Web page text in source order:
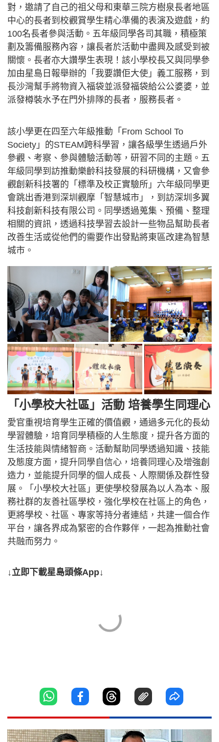
對，邀請了自己的祖父母和東華三院方樹泉長者地區
中心的長者到校觀賞學生精心準備的表演及遊戲，約
100名長者參與活動。五年級同學各司其職，積極策
劃及籌備服務內容，讓長者於活動中盡興及感受到被
關懷。長者亦大讚學生表現！該小學校長又與同學參
加由星島日報舉辦的「我要讚佢大使」義工服務，到
長沙灣幫手將物資入福袋並派發福袋給公公婆婆，並
派發樽裝水予在門外排隊的長者，服務長者。
該小學更在四至六年級推動「From School To
Society」的STEAM跨科學習，讓各級學生透過戶外
參觀、考察、參與體驗活動等，研習不同的主題。五
年級同學到訪推動樂齡科技發展的科研機構，又會參
觀創新科技署的「標準及校正實驗所」六年級同學更
會跳出香港到深圳觀摩「智慧城市」，到訪深圳多翼
科技創新科技有限公司。同學透過蒐集、預備、整理
相關的資訊，透過科技學習去設計一些物品幫助長者
改善生活或從他們的需要作出發點將東區改建為智慧
城市。
「小學校大社區」活動 培養學生同理心
愛官重視培育學生正確的價值觀，通過多元化的長幼
學習體驗，培育同學積極的人生態度，提升各方面的
生活技能與情緒智商。活動幫助同學透過知識、技能
及態度方面，提升同學自信心，培養同理心及增強創
造力，並能提升同學的個人成長、人際關係及群性發
展。「小學校大社區」更使學校發展為以人為本、服
務社群的友善社區學校，強化學校在社區上的角色，
更將學校、社區、專家等持分者連結，共建一個合作
平台，讓各界成為緊密的合作夥伴，一起為推動社會
共融而努力。
↓立即下載星島頭條App↓